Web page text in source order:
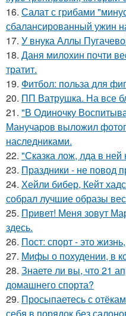
16. Салат с грибами
сбалансированный ужин
17. У внука Аллы
18. Даня милохин почти
тратит.
19. Фитбол: польза для
20. ПП Ватрушка. На все
21. "В Одиночку
Манучаров выложил
наследниками.
22. "Сказка лож, лда в ней
23. Праздники - не повод
24. Хейли бибер, Кейт
собрал лучшие образы
25. Привет! Меня зовут
здесь.
26. Пост: спорт - это
27. Мифы о похудении, в
28. Знаете ли вы, что 21
домашнего спорта?
29. Просыпаетесь с